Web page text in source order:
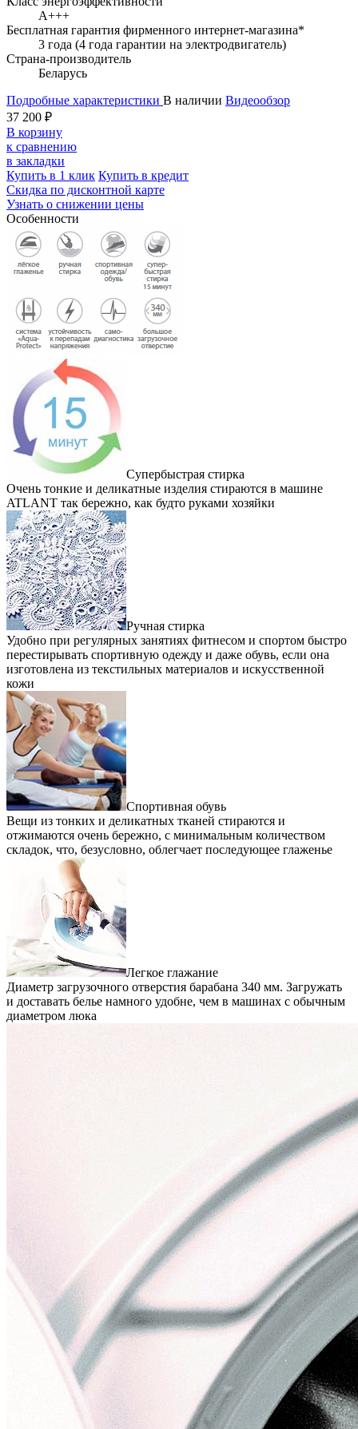
A+++
Бесплатная гарантия фирменного интернет-магазина*
3 года (4 года гарантии на электродвигатель)
Страна-производитель
Беларусь
Подробные характеристики В наличии Видеообзор
37 200 ₽
В корзину
к сравнению
в закладки
Купить в 1 клик Купить в кредит
Скидка по дисконтной карте
Узнать о снижении цены
Особенности
Супербыстрая стирка
Очень тонкие и деликатные изделия стираются в машине
ATLANT так бережно, как будто руками хозяйки
Ручная стирка
Удобно при регулярных занятиях фитнесом и спортом быстро
перестирывать спортивную одежду и даже обувь, если она
изготовлена из текстильных материалов и искусственной
кожи
Спортивная обувь
Вещи из тонких и деликатных тканей стираются и
отжимаются очень бережно, с минимальным количеством
складок, что, безусловно, облегчает последующее глаженье
Легкое глажание
Диаметр загрузочного отверстия барабана 340 мм. Загружать
и доставать белье намного удобне, чем в машинах с обычным
диаметром люка